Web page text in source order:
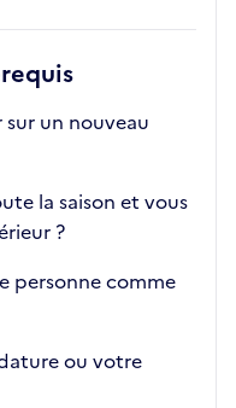
un nouveau
la saison et vous
?
personne comme
ou votre